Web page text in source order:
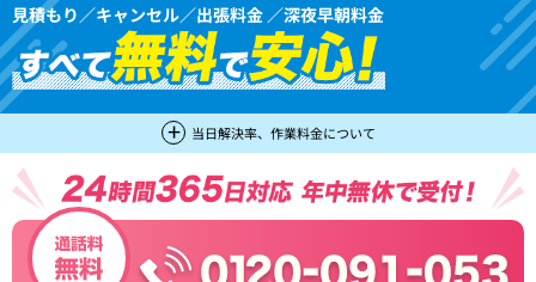
見積もり／キャンセル／出張料金 ／深夜早朝料金
当日解決率、作業料金について